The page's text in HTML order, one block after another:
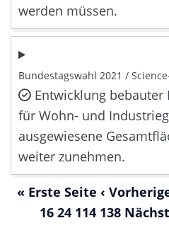
werden müssen.
Bundestagswahl 2021 /
Entwicklung bebauter
für Wohn- und
ausgewiesene
weiter zunehmen.
« Erste Seite ‹
16 24 114 138